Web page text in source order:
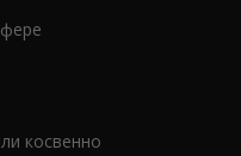
косвенно